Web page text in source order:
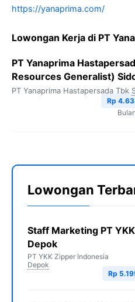
https://yanaprima.com/
Lowongan Kerja di PT
PT Yanaprima
Resources Generalist)
PT Yanaprima Hastapersada Tbk
Rp
Lowongan
Staff Marketing PT
Depok
PT YKK Zipper Indonesia
Depok
Rp